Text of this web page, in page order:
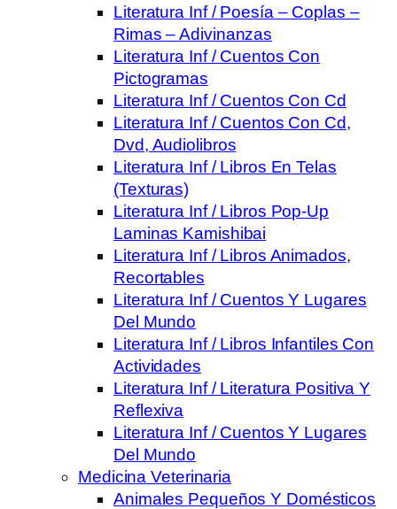
Literatura Inf / Poesía – Coplas –
Rimas – Adivinanzas
Literatura Inf / Cuentos Con
Pictogramas
Literatura Inf / Cuentos Con Cd
Literatura Inf / Cuentos Con Cd,
Dvd, Audiolibros
Literatura Inf / Libros En Telas
(Texturas)
Literatura Inf / Libros Pop-Up
Laminas Kamishibai
Literatura Inf / Libros Animados,
Recortables
Literatura Inf / Cuentos Y Lugares
Del Mundo
Literatura Inf / Libros Infantiles Con
Actividades
Literatura Inf / Literatura Positiva Y
Reflexiva
Literatura Inf / Cuentos Y Lugares
Del Mundo
Medicina Veterinaria
Animales Pequeños Y Domésticos